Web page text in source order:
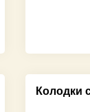
Колодки